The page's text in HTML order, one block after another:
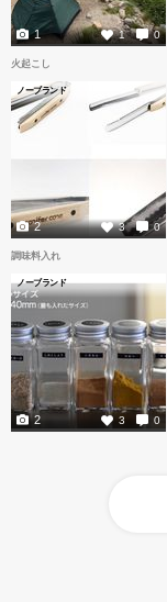
1 0
1
火起こし
ノーブランド
3 0
2
調味料入れ
ノーブランド
3 0
2